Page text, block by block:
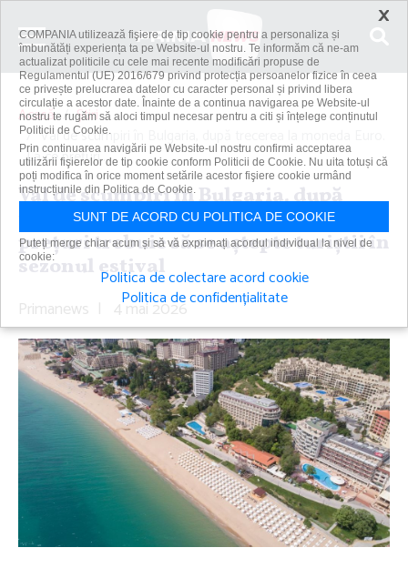
Acasă
Știri
Val de scumpiri în Bulgaria, după trecerea la moneda Euro.
La ce preţuri...
Val de scumpiri în Bulgaria, după
trecerea la moneda Euro. La ce
preţuri trebuie să se aştepte turiştii în
sezonul estival
Primanews | 4 mai 2026
×
COMPANIA utilizează fişiere de tip cookie pentru a personaliza și
îmbunătăți experiența ta pe Website-ul nostru. Te informăm că ne-am
actualizat politicile cu cele mai recente modificări propuse de
Regulamentul (UE) 2016/679 privind protecția persoanelor fizice în ceea
ce privește prelucrarea datelor cu caracter personal și privind libera
circulație a acestor date. Înainte de a continua navigarea pe Website-ul
nostru te rugăm să aloci timpul necesar pentru a citi și înțelege conținutul
Politicii de Cookie.
Prin continuarea navigării pe Website-ul nostru confirmi acceptarea
utilizării fişierelor de tip cookie conform Politicii de Cookie. Nu uita totuși că
poți modifica în orice moment setările acestor fişiere cookie urmând
instrucțiunile din Politica de Cookie.
SUNT DE ACORD CU POLITICA DE COOKIE
Puteți merge chiar acum și să vă exprimați acordul individual la nivel de
cookie:
Politica de colectare acord cookie
Politica de confidențialitate